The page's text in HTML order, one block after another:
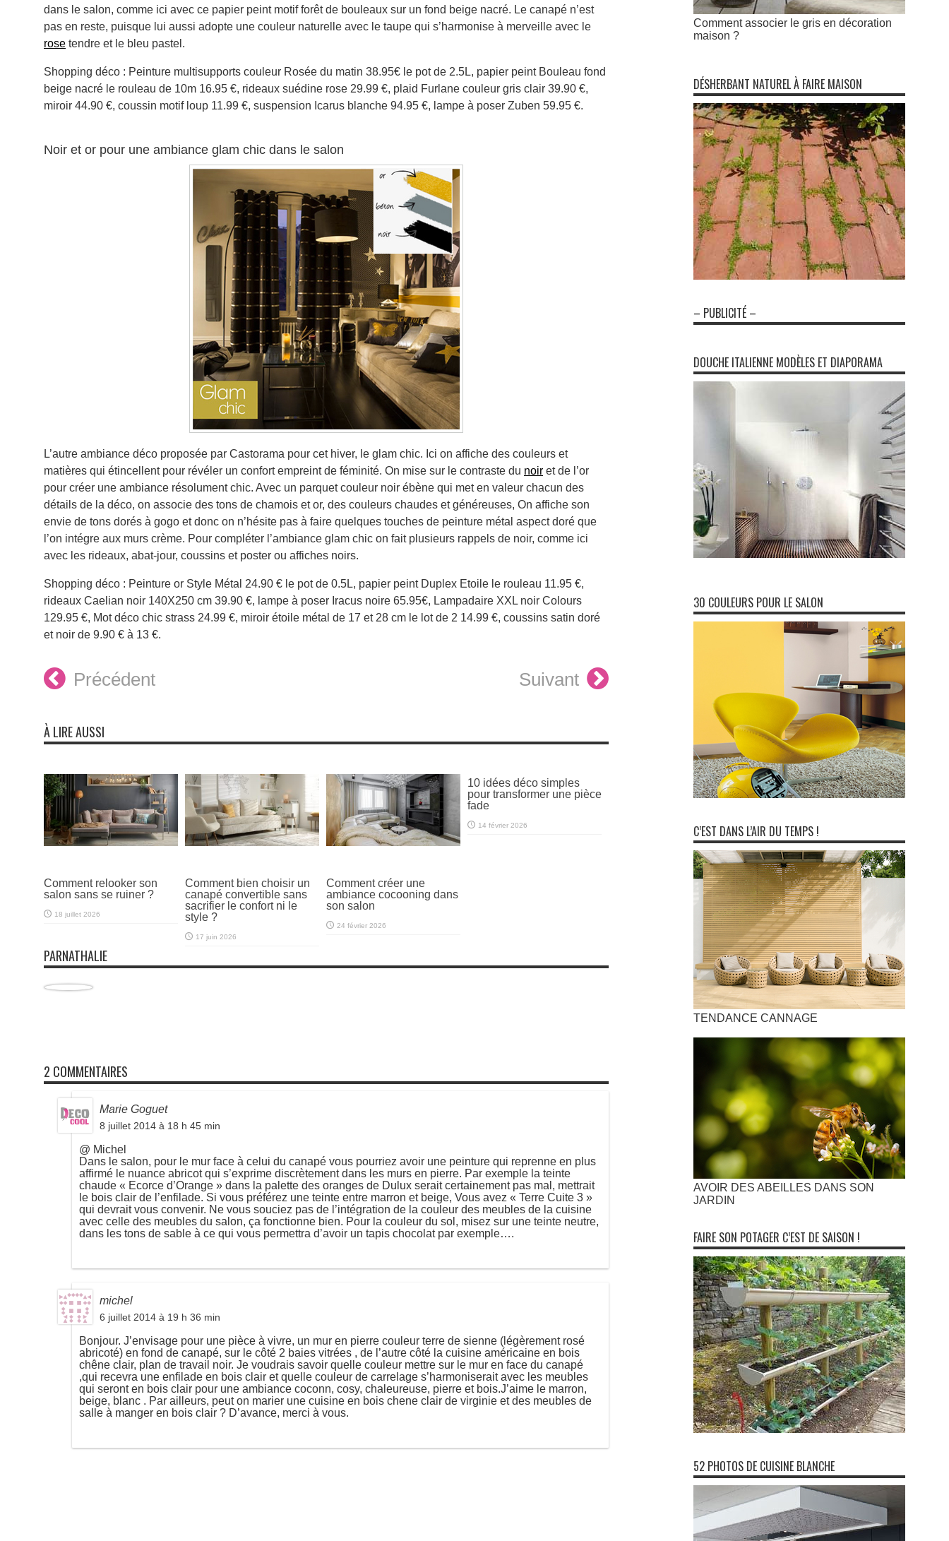
dans le salon, comme ici avec ce papier peint motif forêt de bouleaux sur un fond beige nacré. Le canapé n’est
pas en reste, puisque lui aussi adopte une couleur naturelle avec le taupe qui s’harmonise à merveille avec le
rose tendre et le bleu pastel.
Shopping déco : Peinture multisupports couleur Rosée du matin 38.95€ le pot de 2.5L, papier peint Bouleau fond
beige nacré le rouleau de 10m 16.95 €, rideaux suédine rose 29.99 €, plaid Furlane couleur gris clair 39.90 €,
miroir 44.90 €, coussin motif loup 11.99 €, suspension Icarus blanche 94.95 €, lampe à poser Zuben 59.95 €.
Noir et or pour une ambiance glam chic dans le salon
L’autre ambiance déco proposée par Castorama pour cet hiver, le glam chic. Ici on affiche des couleurs et
matières qui étincellent pour révéler un confort empreint de féminité. On mise sur le contraste du noir et de l’or
pour créer une ambiance résolument chic. Avec un parquet couleur noir ébène qui met en valeur chacun des
détails de la déco, on associe des tons de chamois et or, des couleurs chaudes et généreuses, On affiche son
envie de tons dorés à gogo et donc on n’hésite pas à faire quelques touches de peinture métal aspect doré que
l’on intégre aux murs crème. Pour compléter l’ambiance glam chic on fait plusieurs rappels de noir, comme ici
avec les rideaux, abat-jour, coussins et poster ou affiches noirs.
Shopping déco : Peinture or Style Métal 24.90 € le pot de 0.5L, papier peint Duplex Etoile le rouleau 11.95 €,
rideaux Caelian noir 140X250 cm 39.90 €, lampe à poser Iracus noire 65.95€, Lampadaire XXL noir Colours
129.95 €, Mot déco chic strass 24.99 €, miroir étoile métal de 17 et 28 cm le lot de 2 14.99 €, coussins satin doré
et noir de 9.90 € à 13 €.
Précédent Suivant
À LIRE AUSSI
Comment relooker son
salon sans se ruiner ?
18 juillet 2026
Comment bien choisir un
canapé convertible sans
sacrifier le confort ni le
style ?
17 juin 2026
Comment créer une
ambiance cocooning dans
son salon
24 février 2026
10 idées déco simples
pour transformer une pièce
fade
14 février 2026
PARNATHALIE
2 COMMENTAIRES
Marie Goguet
8 juillet 2014 à 18 h 45 min
@ Michel
Dans le salon, pour le mur face à celui du canapé vous pourriez avoir une peinture qui reprenne en plus
affirmé le nuance abricot qui s’exprime discrètement dans les murs en pierre. Par exemple la teinte
chaude « Ecorce d’Orange » dans la palette des oranges de Dulux serait certainement pas mal, mettrait
le bois clair de l’enfilade. Si vous préférez une teinte entre marron et beige, Vous avez « Terre Cuite 3 »
qui devrait vous convenir. Ne vous souciez pas de l’intégration de la couleur des meubles de la cuisine
avec celle des meubles du salon, ça fonctionne bien. Pour la couleur du sol, misez sur une teinte neutre,
dans les tons de sable à ce qui vous permettra d’avoir un tapis chocolat par exemple….
michel
6 juillet 2014 à 19 h 36 min
Bonjour. J’envisage pour une pièce à vivre, un mur en pierre couleur terre de sienne (légèrement rosé
abricoté) en fond de canapé, sur le côté 2 baies vitrées , de l’autre côté la cuisine américaine en bois
chêne clair, plan de travail noir. Je voudrais savoir quelle couleur mettre sur le mur en face du canapé
,qui recevra une enfilade en bois clair et quelle couleur de carrelage s’harmoniserait avec les meubles
qui seront en bois clair pour une ambiance coconn, cosy, chaleureuse, pierre et bois.J’aime le marron,
beige, blanc . Par ailleurs, peut on marier une cuisine en bois chene clair de virginie et des meubles de
salle à manger en bois clair ? D’avance, merci à vous.
Comment associer le gris en décoration
maison ?
DÉSHERBANT NATUREL À FAIRE MAISON
– PUBLICITÉ –
DOUCHE ITALIENNE MODÈLES ET DIAPORAMA
30 COULEURS POUR LE SALON
C’EST DANS L’AIR DU TEMPS !
TENDANCE CANNAGE
AVOIR DES ABEILLES DANS SON
JARDIN
FAIRE SON POTAGER C’EST DE SAISON !
52 PHOTOS DE CUISINE BLANCHE